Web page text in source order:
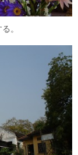
。